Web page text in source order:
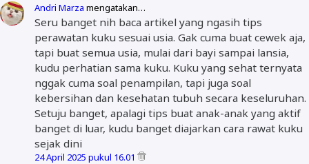
Andri Marza mengatakan…
Seru banget nih baca artikel yang ngasih tips
perawatan kuku sesuai usia. Gak cuma buat cewek aja,
tapi buat semua usia, mulai dari bayi sampai lansia,
kudu perhatian sama kuku. Kuku yang sehat ternyata
nggak cuma soal penampilan, tapi juga soal
kebersihan dan kesehatan tubuh secara keseluruhan.
Setuju banget, apalagi tips buat anak-anak yang aktif
banget di luar, kudu banget diajarkan cara rawat kuku
sejak dini
24 April 2025 pukul 16.01